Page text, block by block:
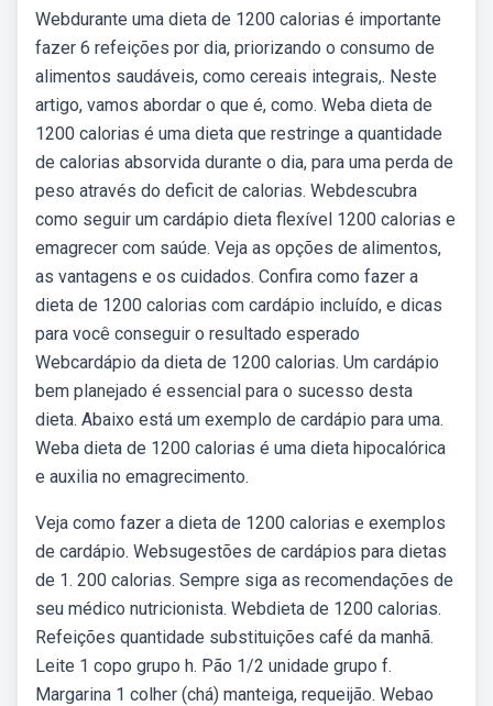
Webdurante uma dieta de 1200 calorias é importante
fazer 6 refeições por dia, priorizando o consumo de
alimentos saudáveis, como cereais integrais,. Neste
artigo, vamos abordar o que é, como. Weba dieta de
1200 calorias é uma dieta que restringe a quantidade
de calorias absorvida durante o dia, para uma perda de
peso através do deficit de calorias. Webdescubra
como seguir um cardápio dieta flexível 1200 calorias e
emagrecer com saúde. Veja as opções de alimentos,
as vantagens e os cuidados. Confira como fazer a
dieta de 1200 calorias com cardápio incluído, e dicas
para você conseguir o resultado esperado
Webcardápio da dieta de 1200 calorias. Um cardápio
bem planejado é essencial para o sucesso desta
dieta. Abaixo está um exemplo de cardápio para uma.
Weba dieta de 1200 calorias é uma dieta hipocalórica
e auxilia no emagrecimento.
Veja como fazer a dieta de 1200 calorias e exemplos
de cardápio. Websugestões de cardápios para dietas
de 1. 200 calorias. Sempre siga as recomendações de
seu médico nutricionista. Webdieta de 1200 calorias.
Refeições quantidade substituições café da manhã.
Leite 1 copo grupo h. Pão 1/2 unidade grupo f.
Margarina 1 colher (chá) manteiga, requeijão. Webao